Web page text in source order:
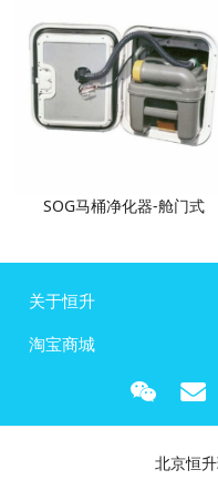
SOG马桶净化器-舱门式
关于恒升
淘宝商城
北京恒